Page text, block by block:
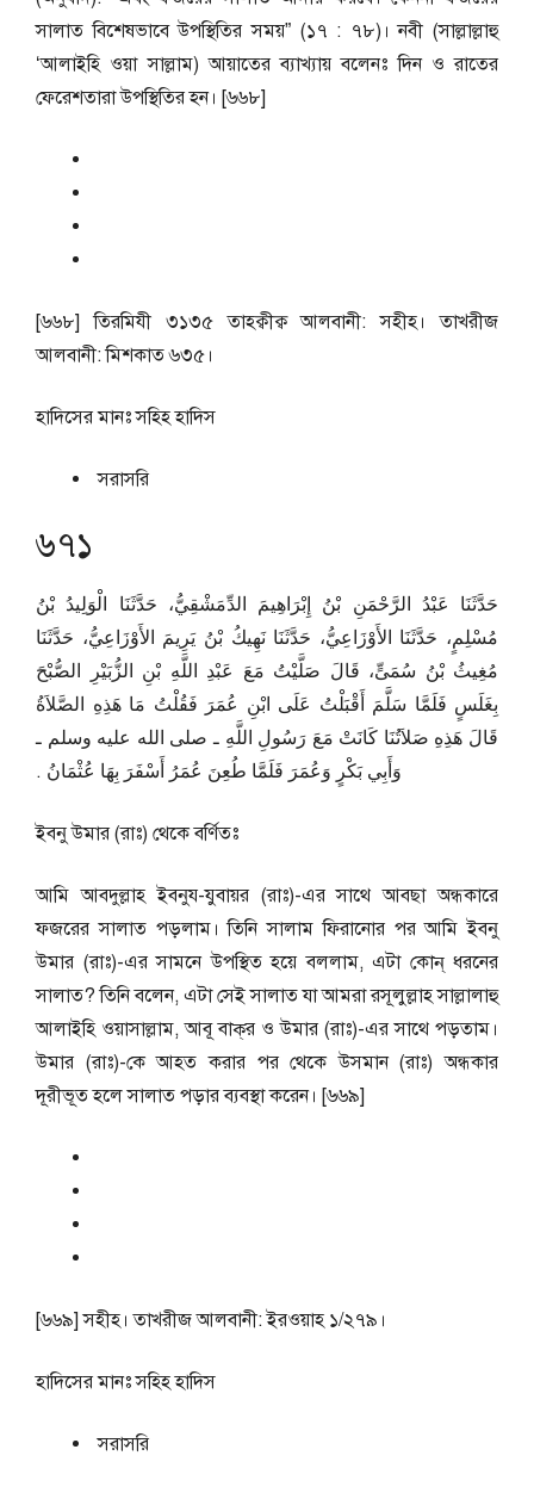
সালাত বিশেষভাবে উপস্থিতির সময়” (১৭ : ৭৮)। নবী (সাল্লাল্লাহু
‘আলাইহি ওয়া সাল্লাম) আয়াতের ব্যাখ্যায় বলেনঃ দিন ও রাতের
ফেরেশতারা উপস্থিতির হন। [৬৬৮]
[৬৬৮] তিরমিযী ৩১৩৫ তাহক্বীক্ব আলবানী: সহীহ। তাখরীজ
আলবানী: মিশকাত ৬৩৫।
হাদিসের মানঃসহিহ হাদিস
সরাসরি
৬৭১
حَدَّثَنَا عَبْدُ الرَّحْمَنِ بْنُ إِبْرَاهِيمَ الدِّمَشْقِيُّ، حَدَّثَنَا الْوَلِيدُ بْنُ
مُسْلِمٍ، حَدَّثَنَا الأَوْزَاعِيُّ، حَدَّثَنَا نَهِيكُ بْنُ يَرِيمَ الأَوْزَاعِيُّ، حَدَّثَنَا
مُغِيثُ بْنُ سُمَىٍّ، قَالَ صَلَّيْتُ مَعَ عَبْدِ اللَّهِ بْنِ الزُّبَيْرِ الصُّبْحَ
بِغَلَسٍ فَلَمَّا سَلَّمَ أَقْبَلْتُ عَلَى ابْنِ عُمَرَ فَقُلْتُ مَا هَذِهِ الصَّلاَةُ
قَالَ هَذِهِ صَلاَتُنَا كَانَتْ مَعَ رَسُولِ اللَّهِ ـ صلى الله عليه وسلم ـ
وَأَبِي بَكْرٍ وَعُمَرَ فَلَمَّا طُعِنَ عُمَرُ أَسْفَرَ بِهَا عُثْمَانُ ‏.‏
ইবনু উমার (রাঃ) থেকে বর্ণিতঃ
আমি আবদুল্লাহ ইবনুয-যুবায়র (রাঃ)-এর সাথে আবছা অন্ধকারে
ফজরের সালাত পড়লাম। তিনি সালাম ফিরানোর পর আমি ইবনু
উমার (রাঃ)-এর সামনে উপস্থিত হয়ে বললাম, এটা কোন্‌ ধরনের
সালাত? তিনি বলেন, এটা সেই সালাত যা আমরা রসূলুল্লাহ সাল্লালাহু
আলাইহি ওয়াসাল্লাম, আবূ বাক্‌র ও উমার (রাঃ)-এর সাথে পড়তাম।
উমার (রাঃ)-কে আহত করার পর থেকে উসমান (রাঃ) অন্ধকার
দূরীভূত হলে সালাত পড়ার ব্যবস্থা করেন। [৬৬৯]
[৬৬৯] সহীহ। তাখরীজ আলবানী: ইরওয়াহ ১/২৭৯।
হাদিসের মানঃসহিহ হাদিস
সরাসরি